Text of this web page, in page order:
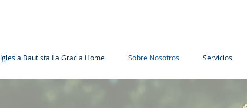
Iglesia Bautista La Gracia Home Sobre Nosotros Servicios